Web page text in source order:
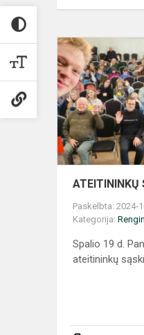
ATEITININKŲ
Paskelbta: 2024-
Kategorija:
Spalio 19 d.
ateitininkų